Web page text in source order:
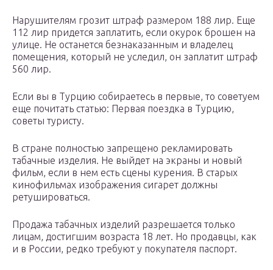
Нарушителям грозит штраф размером 188 лир. Еще
112 лир придется заплатить, если окурок брошен на
улице. Не останется безнаказанным и владелец
помещения, который не уследил, он заплатит штраф
560 лир.
Если вы в Турцию собираетесь в первые, то советуем
еще почитать статью: Первая поездка в Турцию,
советы туристу.
В стране полностью запрещено рекламировать
табачные изделия. Не выйдет на экраны и новый
фильм, если в нем есть сцены курения. В старых
кинофильмах изображения сигарет должны
ретушироваться.
Продажа табачных изделий разрешается только
лицам, достигшим возраста 18 лет. Но продавцы, как
и в России, редко требуют у покупателя паспорт.